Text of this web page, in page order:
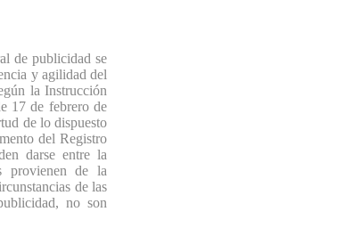
de publicidad se
y agilidad del
la Instrucción
17 de febrero de
de lo dispuesto
del Registro
darse entre la
provienen de la
de las
no son